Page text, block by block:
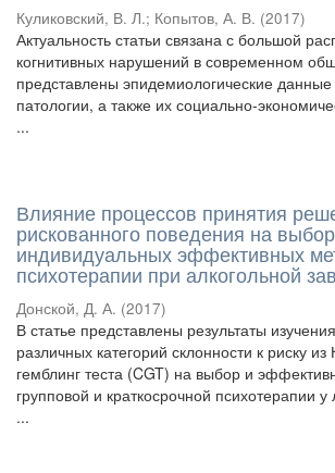
Куликовский, В. Л.; Копытов, А. В. (2017)
Актуальность статьи связана с большой
когнитивных нарушений в современном
представлены эпидемиологические данные
патологии, а также их социально-
...
Влияние процессов принятия
рискованного поведения на выбор
индивидуальных эффективных
психотерапии при алкогольной
Донской, Д. А. (2017)
В статье представлены результаты
различных категорий склонности к риску
гемблинг теста (CGT) на выбор и
групповой и краткосрочной психотерапии
...